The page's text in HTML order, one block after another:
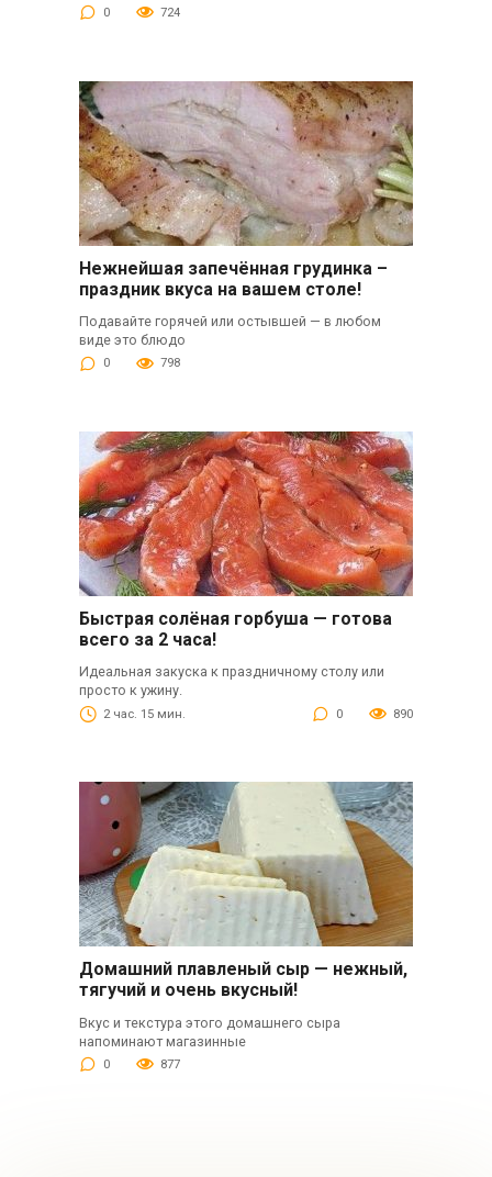
0 724
Нежнейшая запечённая грудинка –
праздник вкуса на вашем столе!
Подавайте горячей или остывшей — в любом
виде это блюдо
0 798
Быстрая солёная горбуша — готова
всего за 2 часа!
Идеальная закуска к праздничному столу или
просто к ужину.
2 час. 15 мин. 0 890
Домашний плавленый сыр — нежный,
тягучий и очень вкусный!
Вкус и текстура этого домашнего сыра
напоминают магазинные
0 877